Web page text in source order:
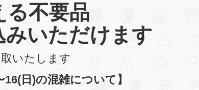
る不要品
いただけます
いたします
16(日)の混雑について】